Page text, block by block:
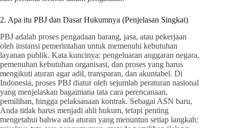
2. Apa itu PBJ dan Dasar Hukumnya (Penjelasan Singkat)
PBJ adalah proses pengadaan barang, jasa, atau pekerjaan
oleh instansi pemerintahan untuk memenuhi kebutuhan
layanan publik. Kata kuncinya: pengeluaran anggaran negara,
pemenuhan kebutuhan organisasi, dan proses yang harus
mengikuti aturan agar adil, transparan, dan akuntabel. Di
Indonesia, proses PBJ diatur oleh sejumlah peraturan nasional
yang menjelaskan bagaimana tata cara perencanaan,
pemilihan, hingga pelaksanaan kontrak. Sebagai ASN baru,
Anda tidak harus menjadi ahli hukum, tetapi penting
mengetahui bahwa ada aturan yang menuntun setiap langkah: